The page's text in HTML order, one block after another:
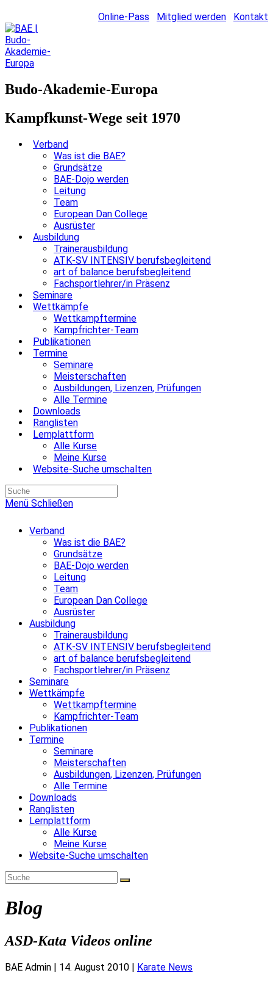
Online-Pass Mitglied werden Kontakt
Budo-Akademie-Europa
Kampfkunst-Wege seit 1970
Verband
Was ist die BAE?
Grundsätze
BAE-Dojo werden
Leitung
Team
European Dan College
Ausrüster
Ausbildung
Trainerausbildung
ATK-SV INTENSIV berufsbegleitend
art of balance berufsbegleitend
Fachsportlehrer/in Präsenz
Seminare
Wettkämpfe
Wettkampftermine
Kampfrichter-Team
Publikationen
Termine
Seminare
Meisterschaften
Ausbildungen, Lizenzen, Prüfungen
Alle Termine
Downloads
Ranglisten
Lernplattform
Alle Kurse
Meine Kurse
Website-Suche umschalten
Menü Schließen
Verband
Was ist die BAE?
Grundsätze
BAE-Dojo werden
Leitung
Team
European Dan College
Ausrüster
Ausbildung
Trainerausbildung
ATK-SV INTENSIV berufsbegleitend
art of balance berufsbegleitend
Fachsportlehrer/in Präsenz
Seminare
Wettkämpfe
Wettkampftermine
Kampfrichter-Team
Publikationen
Termine
Seminare
Meisterschaften
Ausbildungen, Lizenzen, Prüfungen
Alle Termine
Downloads
Ranglisten
Lernplattform
Alle Kurse
Meine Kurse
Website-Suche umschalten
Blog
ASD-Kata Videos online
BAE Admin | 14. August 2010 | Karate News